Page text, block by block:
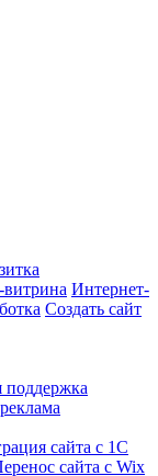
Интернет-
Создать сайт
поддержка
сайта с 1С
сайта с Wix